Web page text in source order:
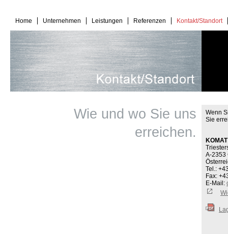
Home Unternehmen Leistungen Referenzen Kontakt/Standort
Wie und wo Sie uns
erreichen.
Wenn
Sie
A-2353
Tel.:
Fax:
E-Mail: